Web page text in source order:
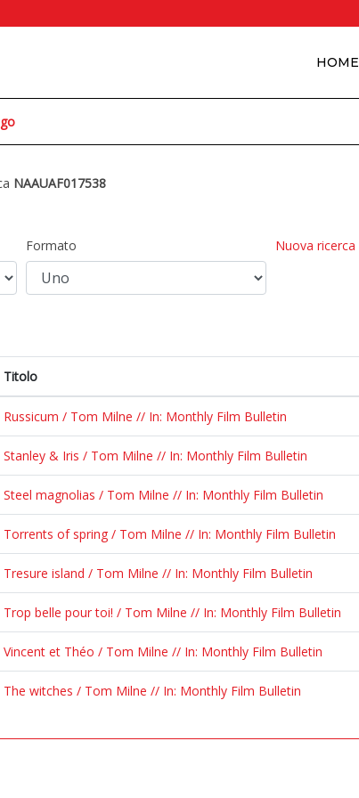
HOME
NAAUAF017538
Formato Nuova ricerca
Titolo
Russicum / Tom Milne // In: Monthly Film Bulletin
Stanley & Iris / Tom Milne // In: Monthly Film Bulletin
Steel magnolias / Tom Milne // In: Monthly Film Bulletin
Torrents of spring / Tom Milne // In: Monthly Film Bulletin
Tresure island / Tom Milne // In: Monthly Film Bulletin
Trop belle pour toi! / Tom Milne // In: Monthly Film Bulletin
Vincent et Théo / Tom Milne // In: Monthly Film Bulletin
The witches / Tom Milne // In: Monthly Film Bulletin